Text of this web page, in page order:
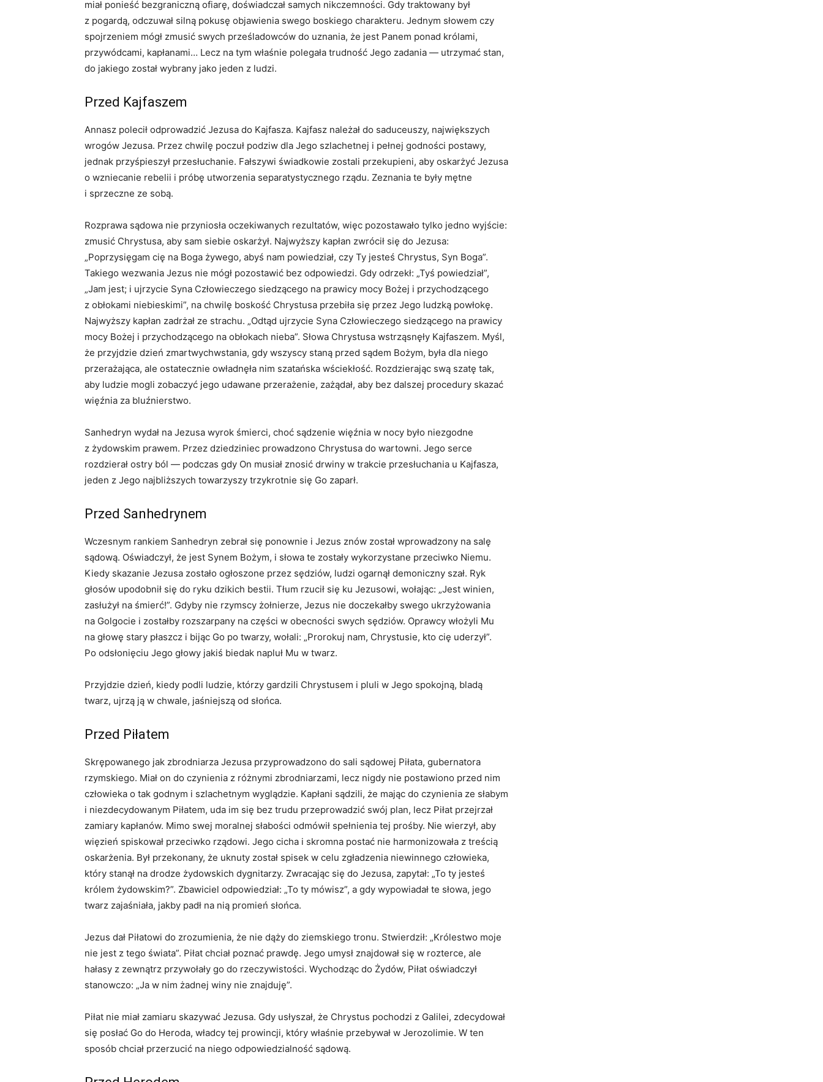
miał ponieść bezgraniczną ofiarę, doświadczał samych nikczemności. Gdy traktowany był
z pogardą, odczuwał silną pokusę objawienia swego boskiego charakteru. Jednym słowem czy
spojrzeniem mógł zmusić swych prześladowców do uznania, że jest Panem ponad królami,
przywódcami, kapłanami… Lecz na tym właśnie polegała trudność Jego zadania — utrzymać stan,
do jakiego został wybrany jako jeden z ludzi.
Przed Kajfaszem
Annasz polecił odprowadzić Jezusa do Kajfasza. Kajfasz należał do saduceuszy, największych
wrogów Jezusa. Przez chwilę poczuł podziw dla Jego szlachetnej i pełnej godności postawy,
jednak przyśpieszył przesłuchanie. Fałszywi świadkowie zostali przekupieni, aby oskarżyć Jezusa
o wzniecanie rebelii i próbę utworzenia separatystycznego rządu. Zeznania te były mętne
i sprzeczne ze sobą.
Rozprawa sądowa nie przyniosła oczekiwanych rezultatów, więc pozostawało tylko jedno wyjście:
zmusić Chrystusa, aby sam siebie oskarżył. Najwyższy kapłan zwrócił się do Jezusa:
„Poprzysięgam cię na Boga żywego, abyś nam powiedział, czy Ty jesteś Chrystus, Syn Boga”.
Takiego wezwania Jezus nie mógł pozostawić bez odpowiedzi. Gdy odrzekł: „Tyś powiedział”,
„Jam jest; i ujrzycie Syna Człowieczego siedzącego na prawicy mocy Bożej i przychodzącego
z obłokami niebieskimi”, na chwilę boskość Chrystusa przebiła się przez Jego ludzką powłokę.
Najwyższy kapłan zadrżał ze strachu. „Odtąd ujrzycie Syna Człowieczego siedzącego na prawicy
mocy Bożej i przychodzącego na obłokach nieba”. Słowa Chrystusa wstrząsnęły Kajfaszem. Myśl,
że przyjdzie dzień zmartwychwstania, gdy wszyscy staną przed sądem Bożym, była dla niego
przerażająca, ale ostatecznie owładnęła nim szatańska wściekłość. Rozdzierając swą szatę tak,
aby ludzie mogli zobaczyć jego udawane przerażenie, zażądał, aby bez dalszej procedury skazać
więźnia za bluźnierstwo.
Sanhedryn wydał na Jezusa wyrok śmierci, choć sądzenie więźnia w nocy było niezgodne
z żydowskim prawem. Przez dziedziniec prowadzono Chrystusa do wartowni. Jego serce
rozdzierał ostry ból — podczas gdy On musiał znosić drwiny w trakcie przesłuchania u Kajfasza,
jeden z Jego najbliższych towarzyszy trzykrotnie się Go zaparł.
Przed Sanhedrynem
Wczesnym rankiem Sanhedryn zebrał się ponownie i Jezus znów został wprowadzony na salę
sądową. Oświadczył, że jest Synem Bożym, i słowa te zostały wykorzystane przeciwko Niemu.
Kiedy skazanie Jezusa zostało ogłoszone przez sędziów, ludzi ogarnął demoniczny szał. Ryk
głosów upodobnił się do ryku dzikich bestii. Tłum rzucił się ku Jezusowi, wołając: „Jest winien,
zasłużył na śmierć!”. Gdyby nie rzymscy żołnierze, Jezus nie doczekałby swego ukrzyżowania
na Golgocie i zostałby rozszarpany na części w obecności swych sędziów. Oprawcy włożyli Mu
na głowę stary płaszcz i bijąc Go po twarzy, wołali: „Prorokuj nam, Chrystusie, kto cię uderzył”.
Po odsłonięciu Jego głowy jakiś biedak napluł Mu w twarz.
Przyjdzie dzień, kiedy podli ludzie, którzy gardzili Chrystusem i pluli w Jego spokojną, bladą
twarz, ujrzą ją w chwale, jaśniejszą od słońca.
Przed Piłatem
Skrępowanego jak zbrodniarza Jezusa przyprowadzono do sali sądowej Piłata, gubernatora
rzymskiego. Miał on do czynienia z różnymi zbrodniarzami, lecz nigdy nie postawiono przed nim
człowieka o tak godnym i szlachetnym wyglądzie. Kapłani sądzili, że mając do czynienia ze słabym
i niezdecydowanym Piłatem, uda im się bez trudu przeprowadzić swój plan, lecz Piłat przejrzał
zamiary kapłanów. Mimo swej moralnej słabości odmówił spełnienia tej prośby. Nie wierzył, aby
więzień spiskował przeciwko rządowi. Jego cicha i skromna postać nie harmonizowała z treścią
oskarżenia. Był przekonany, że uknuty został spisek w celu zgładzenia niewinnego człowieka,
który stanął na drodze żydowskich dygnitarzy. Zwracając się do Jezusa, zapytał: „To ty jesteś
królem żydowskim?”. Zbawiciel odpowiedział: „To ty mówisz”, a gdy wypowiadał te słowa, jego
twarz zajaśniała, jakby padł na nią promień słońca.
Jezus dał Piłatowi do zrozumienia, że nie dąży do ziemskiego tronu. Stwierdził: „Królestwo moje
nie jest z tego świata”. Piłat chciał poznać prawdę. Jego umysł znajdował się w rozterce, ale
hałasy z zewnątrz przywołały go do rzeczywistości. Wychodząc do Żydów, Piłat oświadczył
stanowczo: „Ja w nim żadnej winy nie znajduję”.
Piłat nie miał zamiaru skazywać Jezusa. Gdy usłyszał, że Chrystus pochodzi z Galilei, zdecydował
się posłać Go do Heroda, władcy tej prowincji, który właśnie przebywał w Jerozolimie. W ten
sposób chciał przerzucić na niego odpowiedzialność sądową.